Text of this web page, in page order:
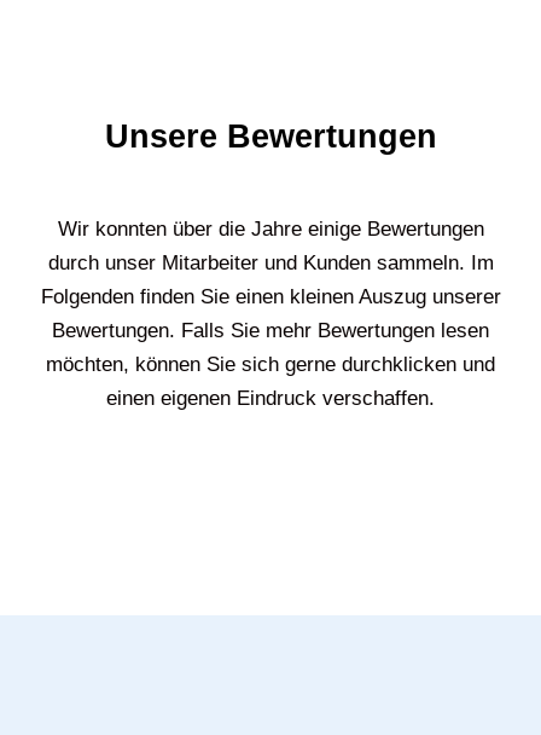
Unsere Bewertungen
Wir konnten über die Jahre einige Bewertungen
durch unser Mitarbeiter und Kunden sammeln. Im
Folgenden finden Sie einen kleinen Auszug unserer
Bewertungen. Falls Sie mehr Bewertungen lesen
möchten, können Sie sich gerne durchklicken und
einen eigenen Eindruck verschaffen.